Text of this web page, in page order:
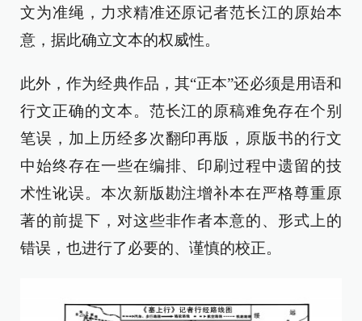
文为准绳，力求精准还原记者范长江的原始本
意，据此确立文本的权威性。
此外，作为经典作品，其“正本”还必须是用语和
行文正确的文本。范长江的原稿难免存在个别
笔误，加上历经多次翻印再版，原版书的行文
中始终存在一些在编排、印刷过程中遗留的技
术性讹误。本次新版勘注增补本在严格尊重原
著的前提下，对这些非作者本意的、形式上的
错误，也进行了必要的、谨慎的校正。